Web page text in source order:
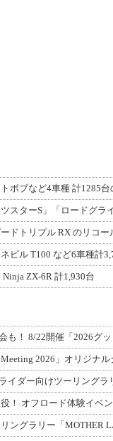
トボブなど4車種 計1285
ドトリプル RX のリコー
Ninja ZX-6R 計1,930台
も！ 8/22開催「2026グ
Meeting 2026」オリジナ
イダー向けツーリングラ
！ オフロード体験イベ
ングラリー「MOTHER